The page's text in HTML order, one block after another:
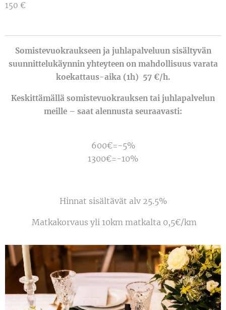
150 €
Somistevuokraukseen ja juhlapalveluun sisältyvän
suunnittelukäynnin yhteyteen on mahdollisuus varata
koekattaus-aika (1h) 57 €/h.
Keskittämällä somistevuokrauksen tai juhlapalvelun
meille – saat alennusta seuraavasti:
600€=-5%
1300€=-10%
Hinnat sisältävät alv 25.5%
Matkakorvaus yli 10km matkalta 0,5€/km